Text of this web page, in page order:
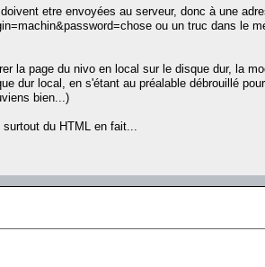
etre envoyées au serveur, donc à une
ou un truc dans le
la page du nivo en local sur le disque dur, la
dur local, en s'étant au préalable débrouillé
bien...)
du HTML en fait...